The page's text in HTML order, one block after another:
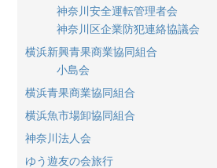
神奈川安全運転管理者会
神奈川区企業防犯連絡協議会
横浜新興青果商業協同組合
小島会
横浜青果商業協同組合
横浜魚市場卸協同組合
神奈川法人会
ゆう遊友の会旅行